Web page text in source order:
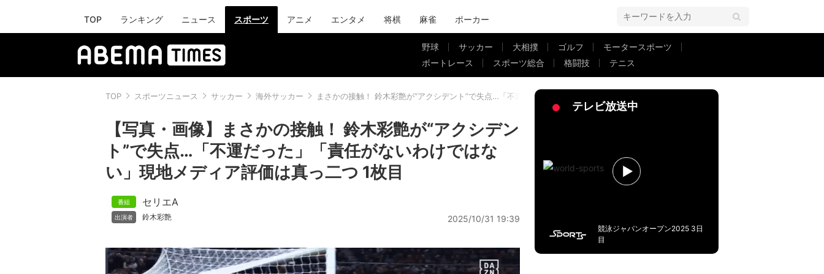
TOP ランキング ニュース スポーツ アニメ エンタメ 将棋 麻雀 ポーカー
野球 サッカー 大相撲 ゴルフ
モータースポーツ
ボートレース
スポーツ総合 格闘技 テニス
TOP スポーツニュース サッカー 海外サッカー まさかの接触！ 鈴木彩艶が“アクシデント”で失点…「不運だった」「責任がないわけではない」現地メディア評価は真っ二つ
【写真・画像】まさかの接触！ 鈴木彩艶が“アクシデン
ト”で失点…「不運だった」「責任がないわけではな
い」現地メディア評価は真っ二つ 1枚目
セリエA
鈴木彩艶 2025/10/31 19:39
テレビ放送中
競泳ジャパンオープン2025 3日
目